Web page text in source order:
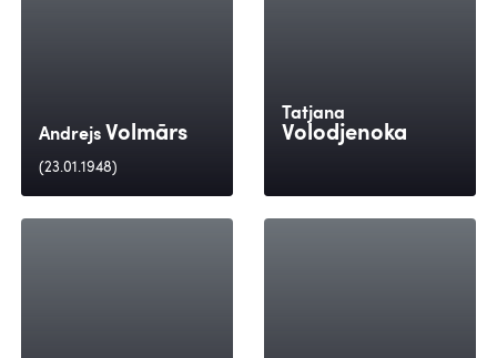
Andrejs Volmārs
(23.01.1948)
Tatjana
Volodjenoka